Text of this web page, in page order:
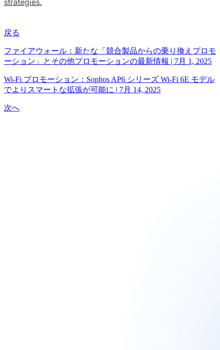
戻る
ファイアウォール：新たな「競合製品からの乗り換えプロモ
ーション」とその他プロモーションの最新情報 | 7月 1, 2025
Wi-Fi プロモーション：Sophos AP6 シリーズ Wi-Fi 6E モデル
でよりスマートな拡張が可能に | 7月 14, 2025
次へ